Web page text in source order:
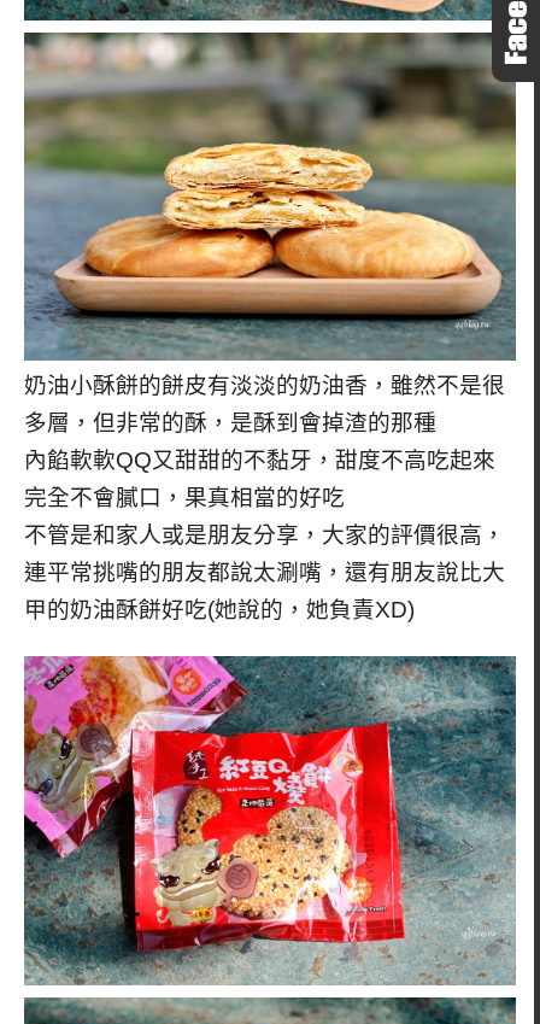
奶油小酥餅的餅皮有淡淡的奶油香，雖然不是很
多層，但非常的酥，是酥到會掉渣的那種
內餡軟軟QQ又甜甜的不黏牙，甜度不高吃起來
完全不會膩口，果真相當的好吃
不管是和家人或是朋友分享，大家的評價很高，
連平常挑嘴的朋友都說太涮嘴，還有朋友說比大
甲的奶油酥餅好吃(她說的，她負責XD)